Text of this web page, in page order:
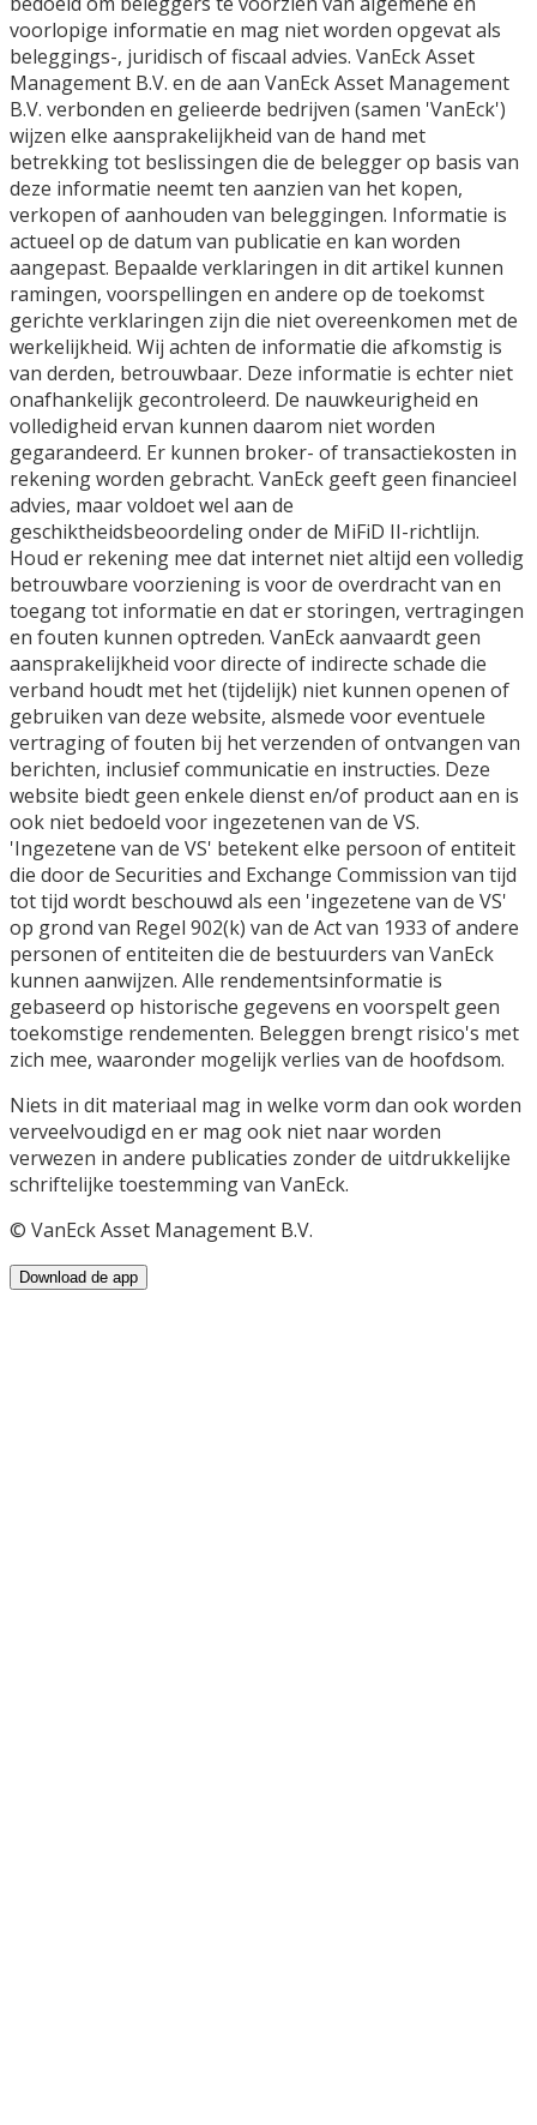
voorlopige informatie en mag niet worden opgevat als
beleggings-, juridisch of fiscaal advies. VanEck Asset
Management B.V. en de aan VanEck Asset Management
B.V. verbonden en gelieerde bedrijven (samen 'VanEck')
wijzen elke aansprakelijkheid van de hand met
betrekking tot beslissingen die de belegger op basis van
deze informatie neemt ten aanzien van het kopen,
verkopen of aanhouden van beleggingen. Informatie is
actueel op de datum van publicatie en kan worden
aangepast. Bepaalde verklaringen in dit artikel kunnen
ramingen, voorspellingen en andere op de toekomst
gerichte verklaringen zijn die niet overeenkomen met de
werkelijkheid. Wij achten de informatie die afkomstig is
van derden, betrouwbaar. Deze informatie is echter niet
onafhankelijk gecontroleerd. De nauwkeurigheid en
volledigheid ervan kunnen daarom niet worden
gegarandeerd. Er kunnen broker- of transactiekosten in
rekening worden gebracht. VanEck geeft geen financieel
advies, maar voldoet wel aan de
geschiktheidsbeoordeling onder de MiFiD II-richtlijn.
Houd er rekening mee dat internet niet altijd een volledig
betrouwbare voorziening is voor de overdracht van en
toegang tot informatie en dat er storingen, vertragingen
en fouten kunnen optreden. VanEck aanvaardt geen
aansprakelijkheid voor directe of indirecte schade die
verband houdt met het (tijdelijk) niet kunnen openen of
gebruiken van deze website, alsmede voor eventuele
vertraging of fouten bij het verzenden of ontvangen van
berichten, inclusief communicatie en instructies. Deze
website biedt geen enkele dienst en/of product aan en is
ook niet bedoeld voor ingezetenen van de VS.
'Ingezetene van de VS' betekent elke persoon of entiteit
die door de Securities and Exchange Commission van tijd
tot tijd wordt beschouwd als een 'ingezetene van de VS'
op grond van Regel 902(k) van de Act van 1933 of andere
personen of entiteiten die de bestuurders van VanEck
kunnen aanwijzen. Alle rendementsinformatie is
gebaseerd op historische gegevens en voorspelt geen
toekomstige rendementen. Beleggen brengt risico's met
zich mee, waaronder mogelijk verlies van de hoofdsom.
Niets in dit materiaal mag in welke vorm dan ook worden
verveelvoudigd en er mag ook niet naar worden
verwezen in andere publicaties zonder de uitdrukkelijke
schriftelijke toestemming van VanEck.
© VanEck Asset Management B.V.
Download de app